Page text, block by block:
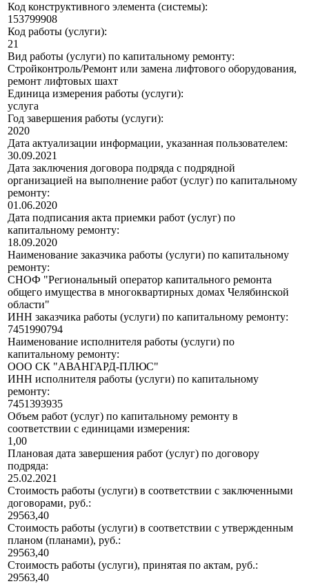
Код конструктивного элемента (системы):
153799908
Код работы (услуги):
21
Вид работы (услуги) по капитальному ремонту:
Стройконтроль/Ремонт или замена лифтового оборудования,
ремонт лифтовых шахт
Единица измерения работы (услуги):
услуга
Год завершения работы (услуги):
2020
Дата актуализации информации, указанная пользователем:
30.09.2021
Дата заключения договора подряда с подрядной
организацией на выполнение работ (услуг) по капитальному
ремонту:
01.06.2020
Дата подписания акта приемки работ (услуг) по
капитальному ремонту:
18.09.2020
Наименование заказчика работы (услуги) по капитальному
ремонту:
СНОФ "Региональный оператор капитального ремонта
общего имущества в многоквартирных домах Челябинской
области"
ИНН заказчика работы (услуги) по капитальному ремонту:
7451990794
Наименование исполнителя работы (услуги) по
капитальному ремонту:
ООО СК "АВАНГАРД-ПЛЮС"
ИНН исполнителя работы (услуги) по капитальному
ремонту:
7451393935
Объем работ (услуг) по капитальному ремонту в
соответствии с единицами измерения:
1,00
Плановая дата завершения работ (услуг) по договору
подряда:
25.02.2021
Стоимость работы (услуги) в соответствии с заключенными
договорами, руб.:
29563,40
Стоимость работы (услуги) в соответствии с утвержденным
планом (планами), руб.:
29563,40
Стоимость работы (услуги), принятая по актам, руб.:
29563,40